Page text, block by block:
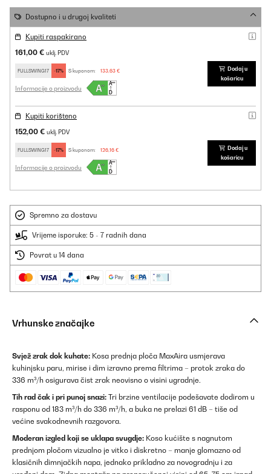
Dostupno i u drugoj kvaliteti
Kupiti raspakirano
161,00 € uklj. PDV
FULLSWING17 -17% S kuponom: 133,63 €
Informacije o proizvodu
Dodaj u
košaricu
Kupiti korišteno
152,00 € uklj. PDV
FULLSWING17 -17% S kuponom: 126,16 €
Informacije o proizvodu
Dodaj u
košaricu
Spremno za dostavu
Vrijeme isporuke: 5 - 7 radnih dana
Povrat u 14 dana
Vrhunske značajke
Svjež zrak dok kuhate: Kosa prednja ploča MaxAira usmjerava
kuhinjsku paru, mirise i dim izravno prema filtrima – protok zraka do
336 m³/h osigurava čist zrak neovisno o visini ugradnje.
Tih rad čak i pri punoj snazi: Tri brzine ventilacije podešavate dodirom u
rasponu od 183 m³/h do 336 m³/h, a buka ne prelazi 61 dB – tiše od
većine svakodnevnih razgovora.
Moderan izgled koji se uklapa svugdje: Koso kućište s nagnutom
prednjom pločom vizualno je vitko i diskretno – manje glomazno od
klasičnih dimnjačkih napa, jednako prikladno za novogradnju i za